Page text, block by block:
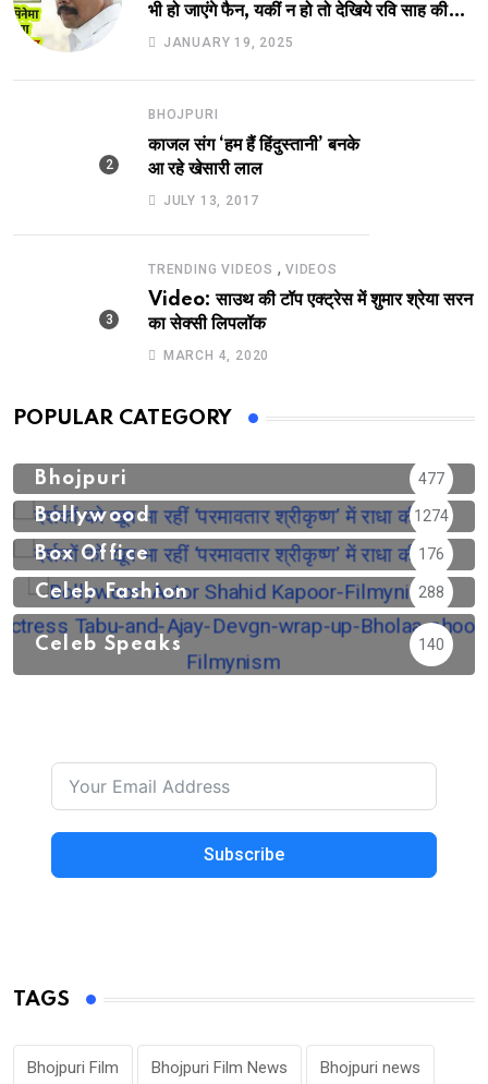
भी हो जाएंगे फैन, यकीं न हो तो देखिये रवि साह की
दमदार भूमिका
JANUARY 19, 2025
BHOJPURI
काजल संग ‘हम हैं हिंदुस्तानी’ बनके
आ रहे खेसारी लाल
JULY 13, 2017
TRENDING VIDEOS , VIDEOS
Video: साउथ की टॉप एक्ट्रेस में शुमार श्रेया सरन
का सेक्सी लिपलॉक
MARCH 4, 2020
POPULAR CATEGORY
Bhojpuri 477
Bollywood 1274
Box Office 176
Celeb Fashion 288
Celeb Speaks 140
Subscribe
TAGS
Bhojpuri Film Bhojpuri Film News Bhojpuri news